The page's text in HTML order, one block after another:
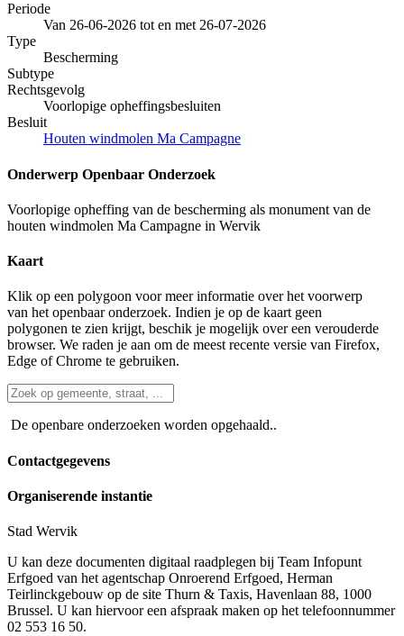
Periode
Van 26-06-2026 tot en met 26-07-2026
Type
Bescherming
Subtype
Rechtsgevolg
Voorlopige opheffingsbesluiten
Besluit
Houten windmolen Ma Campagne
Onderwerp Openbaar Onderzoek
Voorlopige opheffing van de bescherming als monument van de
houten windmolen Ma Campagne in Wervik
Kaart
Klik op een polygoon voor meer informatie over het voorwerp
van het openbaar onderzoek. Indien je op de kaart geen
polygonen te zien krijgt, beschik je mogelijk over een verouderde
browser. We raden je aan om de meest recente versie van Firefox,
Edge of Chrome te gebruiken.
De openbare onderzoeken worden opgehaald..
Contactgegevens
Organiserende instantie
Stad Wervik
U kan deze documenten digitaal raadplegen bij Team Infopunt
Erfgoed van het agentschap Onroerend Erfgoed, Herman
Teirlinckgebouw op de site Thurn & Taxis, Havenlaan 88, 1000
Brussel. U kan hiervoor een afspraak maken op het telefoonnummer
02 553 16 50.